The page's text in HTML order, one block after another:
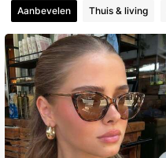
Aanbevelen Thuis & living